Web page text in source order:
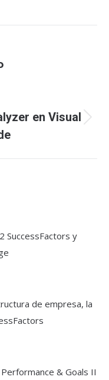
en Visual
SuccessFactors y
de empresa, la
& Goals II